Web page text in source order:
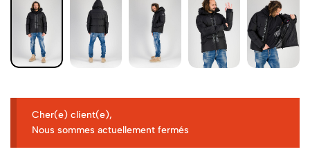
Cher(e) client(e),
Nous sommes actuellement fermés